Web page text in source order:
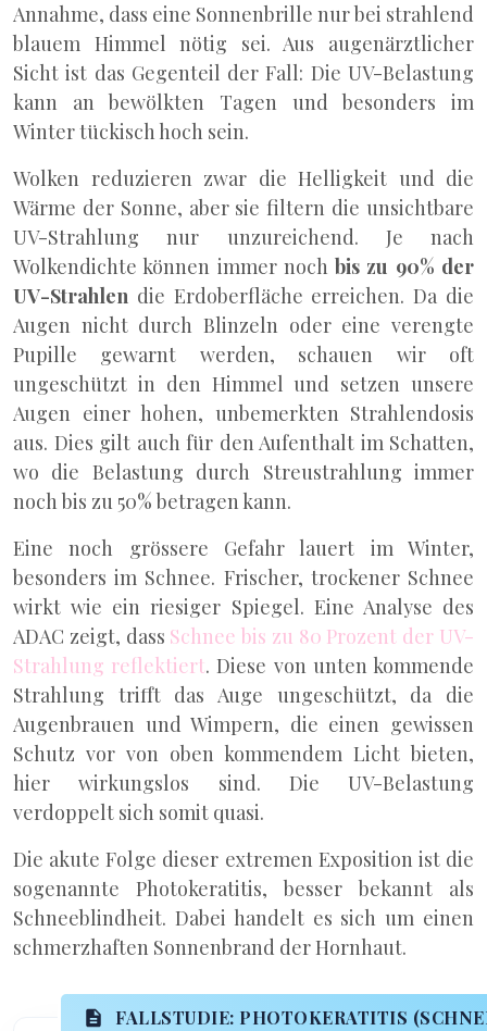
Annahme, dass eine Sonnenbrille nur bei strahlend
blauem Himmel nötig sei. Aus augenärztlicher
Sicht ist das Gegenteil der Fall: Die UV-Belastung
kann an bewölkten Tagen und besonders im
Winter tückisch hoch sein.
Wolken reduzieren zwar die Helligkeit und die
Wärme der Sonne, aber sie filtern die unsichtbare
UV-Strahlung nur unzureichend. Je nach
Wolkendichte können immer nochbis zu 90% der
UV-Strahlen die Erdoberfläche erreichen. Da die
Augen nicht durch Blinzeln oder eine verengte
Pupille gewarnt werden, schauen wir oft
ungeschützt in den Himmel und setzen unsere
Augen einer hohen, unbemerkten Strahlendosis
aus. Dies gilt auch für den Aufenthalt im Schatten,
wo die Belastung durch Streustrahlung immer
noch bis zu 50% betragen kann.
Eine noch grössere Gefahr lauert im Winter,
besonders im Schnee. Frischer, trockener Schnee
wirkt wie ein riesiger Spiegel. Eine Analyse des
ADAC zeigt, dass Schnee bis zu 80 Prozent der UV-
Strahlung reflektiert. Diese von unten kommende
Strahlung trifft das Auge ungeschützt, da die
Augenbrauen und Wimpern, die einen gewissen
Schutz vor von oben kommendem Licht bieten,
hier wirkungslos sind. Die UV-Belastung
verdoppelt sich somit quasi.
Die akute Folge dieser extremen Exposition ist die
sogenannte Photokeratitis, besser bekannt als
Schneeblindheit. Dabei handelt es sich um einen
schmerzhaften Sonnenbrand der Hornhaut.
FALLSTUDIE: PHOTOKERATITIS